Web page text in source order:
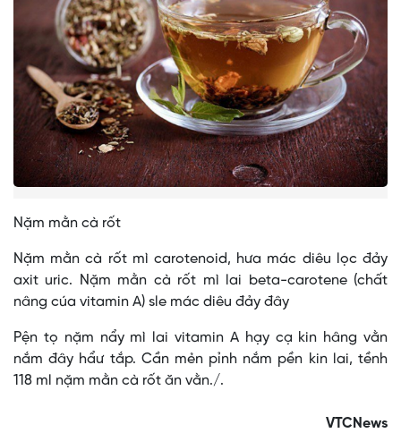
Nặm mằn cà rốt
Nặm mằn cà rốt mì carotenoid, hưa mác diêu lọc đảy
axit uric. Nặm mằn cà rốt mì lai beta-carotene (chất
nâng cúa vitamin A) sle mác diêu đảy đây
Pện tọ nặm nẩy mì lai vitamin A hạy cạ kin hâng vằn
nắm đây hẩư tắp. Cần mẻn pỉnh nắm pền kin lai, tềnh
118 ml nặm mằn cà rốt ăn vằn./.
VTCNews